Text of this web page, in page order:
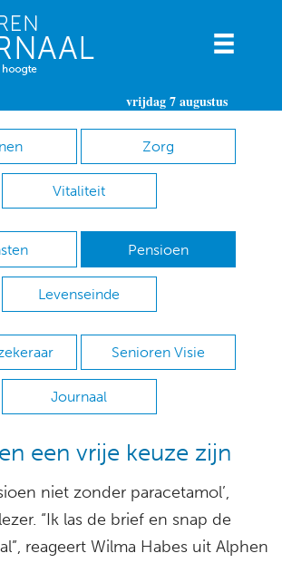
vrijdag 7 augustus
Zorg
Vitaliteit
Pensioen
Levenseinde
Senioren Visie
Journaal
een vrije keuze zijn
niet zonder paracetamol’,
“Ik las de brief en snap de
reageert Wilma Habes uit Alphen